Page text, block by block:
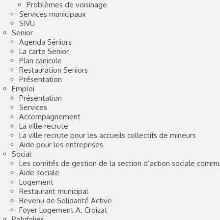
Problèmes de voisinage
Services municipaux
SIVU
Senior
Agenda Séniors
La carte Senior
Plan canicule
Restauration Seniors
Présentation
Emploi
Présentation
Services
Accompagnement
La ville recrute
La ville recrute pour les accueils collectifs de mineurs
Aide pour les entreprises
Social
Les comités de gestion de la section d’action sociale
Aide sociale
Logement
Restaurant municipal
Revenu de Solidarité Active
Foyer Logement A. Croizat